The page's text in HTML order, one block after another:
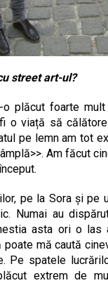
street art-ul?
o plăcut foarte
o viață să
pe lemn am tot
Am făcut
pe la Sora și pe
Numai au
asta ori o las
mă caută
Pe spatele
extrem de